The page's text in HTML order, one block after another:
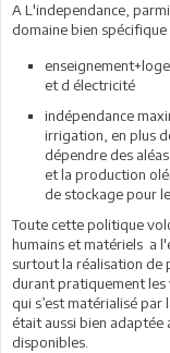
A L'independance,
domaine bien
et d électricité
indépendance
irrigation, en plus
dépendre des
et la production
de stockage pour
Toute cette politique
humains et matériels a
surtout la réalisation de
durant pratiquement les
qui s’est matérialisé
était aussi bien adaptée
disponibles.